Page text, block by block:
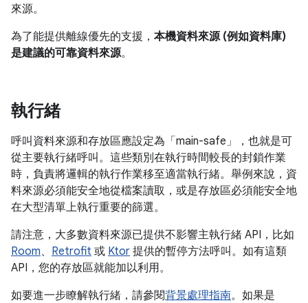
來源。
為了能提供離線優先的支援， 本機資料來源 (例如資料庫)
是建議的可靠資料來源。
執行緒
呼叫資料來源和存放區應設定為「main-safe」
，也就是可
從主要執行緒呼叫。這些類別在執行時間較長的封鎖作業
時，負責將邏輯的執行作業移至適當執行緒。舉例來說，資
料來源必須能安全地從檔案讀取，或是存放區必須能安全地
在大型清單上執行重要的篩選。
請注意，大多數資料來源已提供不影響主執行緒 API，比如
Room、 Retrofit 或 Ktor 提供的暫停方法呼叫。如有這類
API，您的存放區就能加以利用。
如要進一步瞭解執行緒，請參閱背景處理指南。如果是